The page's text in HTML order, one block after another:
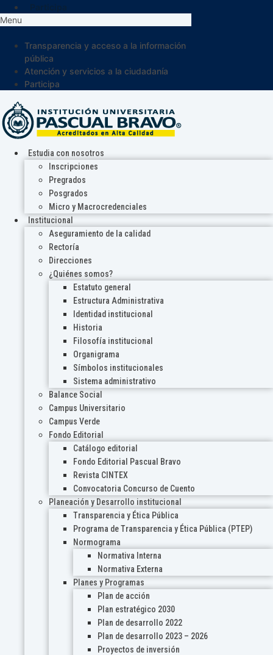
Menu
Transparencia y acceso a la información
pública
Atención y servicios a la ciudadanía
Participa
Estudia con nosotros
Inscripciones
Pregrados
Posgrados
Micro y Macrocredenciales
Institucional
Aseguramiento de la calidad
Rectoría
Direcciones
¿Quiénes somos?
Estatuto general
Estructura Administrativa
Identidad institucional
Historia
Filosofía institucional
Organigrama
Símbolos institucionales
Sistema administrativo
Balance Social
Campus Universitario
Campus Verde
Fondo Editorial
Catálogo editorial
Fondo Editorial Pascual Bravo
Revista CINTEX
Convocatoria Concurso de Cuento
Planeación y Desarrollo institucional
Transparencia y Ética Pública
Programa de Transparencia y Ética Pública (PTEP)
Normograma
Normativa Interna
Normativa Externa
Planes y Programas
Plan de acción
Plan estratégico 2030
Plan de desarrollo 2022
Plan de desarrollo 2023 – 2026
Proyectos de inversión